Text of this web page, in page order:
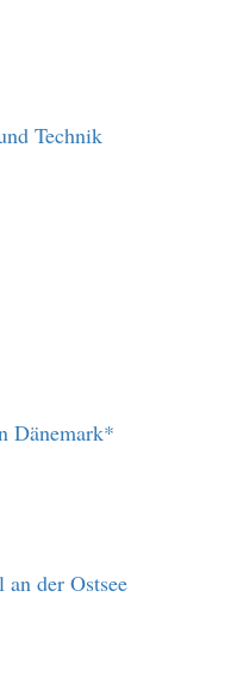
Technik
Dänemark*
an der Ostsee